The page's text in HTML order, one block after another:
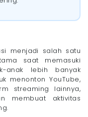
Untuk
pengguna
upgrade
menjadi salah satu
saat memasuki
anak lebih banyak
menonton YouTube,
streaming lainnya,
membuat aktivitas